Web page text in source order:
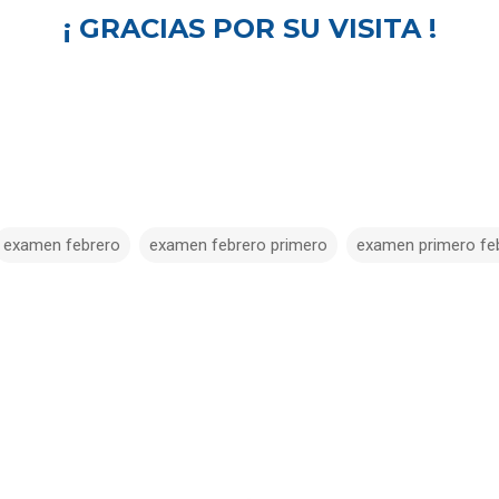
¡ GRACIAS POR SU VISITA !
examen febrero examen febrero primero examen primero